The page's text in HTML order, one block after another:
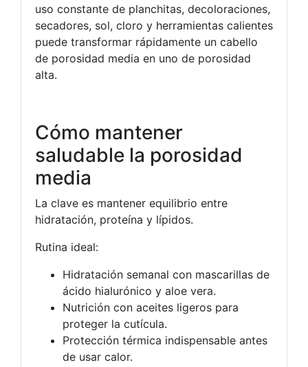
uso constante de planchitas, decoloraciones,
secadores, sol, cloro y herramientas calientes
puede transformar rápidamente un cabello
de porosidad media en uno de porosidad
alta.
Cómo mantener
saludable la porosidad
media
La clave es mantener equilibrio entre
hidratación, proteína y lípidos.
Rutina ideal:
Hidratación semanal con mascarillas de
ácido hialurónico y aloe vera.
Nutrición con aceites ligeros para
proteger la cutícula.
Protección térmica indispensable antes
de usar calor.